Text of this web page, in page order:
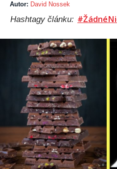
Autor: David Nossek
Hashtagy článku: